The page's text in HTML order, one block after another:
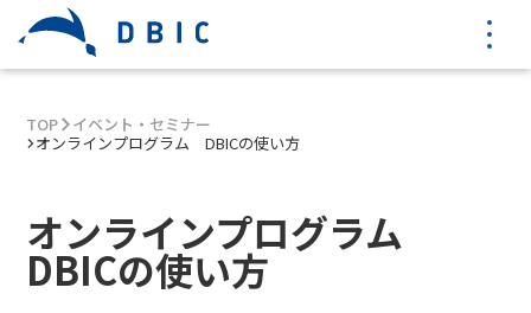
TOP
イベント・セミナー
オンラインプログラム DBICの使い方
オンラインプログラム
DBICの使い方